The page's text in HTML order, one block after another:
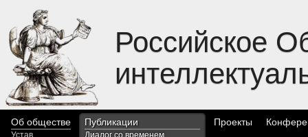
Российское
Об обществе
Устав
Публикации
Диалог со временем
Проекты